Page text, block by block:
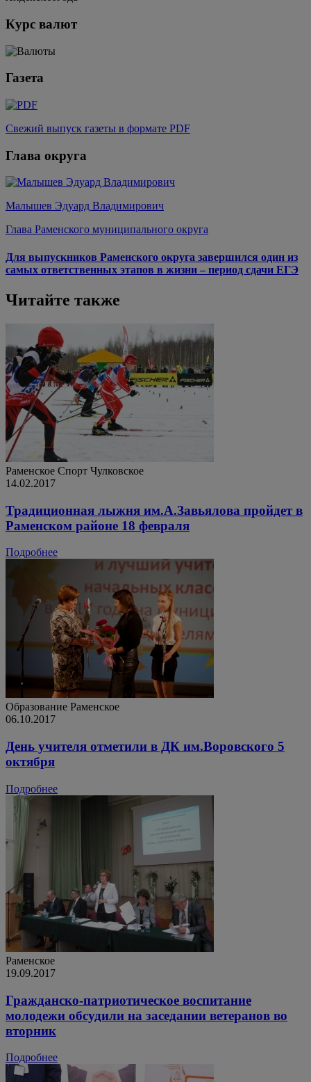
Курс валют
Газета
Свежий выпуск газеты в формате PDF
Глава округа
Малышев Эдуард Владимирович
Глава Раменского муниципального округа
Для выпускников Раменского округа завершился один из
самых ответственных этапов в жизни – период сдачи ЕГЭ
Читайте также
Раменское Спорт Чулковское
14.02.2017
Традиционная лыжня им.А.Завьялова пройдет в
Раменском районе 18 февраля
Подробнее
Образование Раменское
06.10.2017
День учителя отметили в ДК им.Воровского 5
октября
Подробнее
Раменское
19.09.2017
Гражданско-патриотическое воспитание
молодежи обсудили на заседании ветеранов во
вторник
Подробнее